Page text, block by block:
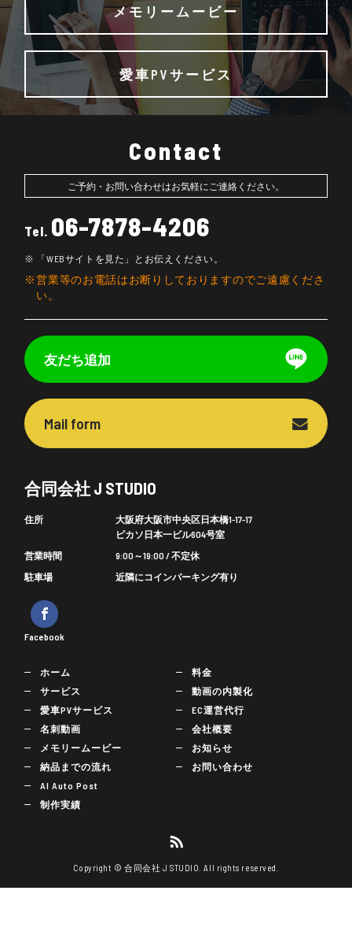
メモリームービー
愛車PVサービス
Contact
ご予約・お問い合わせはお気軽にご連絡ください。
Tel. 06-7878-4206
「WEBサイトを見た」とお伝えください。
営業等のお電話はお断りしておりますのでご遠慮くださ
い。
友だち追加
Mail form
合同会社 J STUDIO
住所
大阪府大阪市中央区日本橋1-17-17
ピカソ日本一ビル604号室
営業時間
9:00～19:00 / 不定休
駐車場
近隣にコインパーキング有り
Facebook
ホーム
サービス
愛車PVサービス
名刺動画
メモリームービー
納品までの流れ
AI Auto Post
制作実績
料金
動画の内製化
EC運営代行
会社概要
お知らせ
お問い合わせ
Copyright © 合同会社 J STUDIO. All rights reserved.